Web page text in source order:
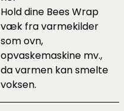
Hold dine Bees Wrap
væk fra varmekilder
som ovn,
opvaskemaskine mv.,
da varmen kan smelte
voksen.